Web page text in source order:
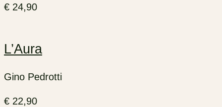
€ 24,90
L’Aura
Gino Pedrotti
€ 22,90